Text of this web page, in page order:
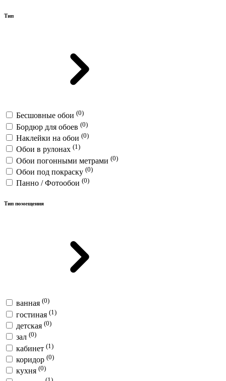
Тип
Бесшовные обои (0)
Бордюр для обоев (0)
Наклейки на обои (0)
Обои в рулонах (1)
Обои погонными метрами (0)
Обои под покраску (0)
Панно / Фотообои (0)
Тип помещения
ванная (0)
гостиная (1)
детская (0)
зал (0)
кабинет (1)
коридор (0)
кухня (0)
(1)